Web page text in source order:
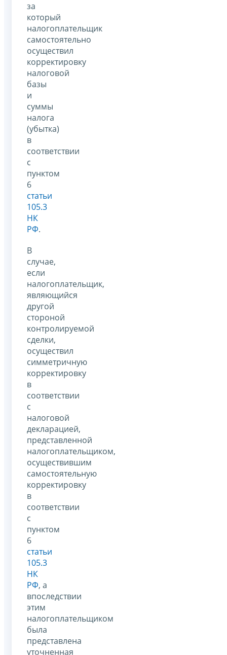
за
который
налогоплательщик
самостоятельно
осуществил
корректировку
налоговой
базы
и
суммы
налога
(убытка)
в
соответствии
с
пунктом
6
статьи
105.3
НК
РФ.
В
случае,
если
налогоплательщик,
являющийся
другой
стороной
контролируемой
сделки,
осуществил
симметричную
корректировку
в
соответствии
с
налоговой
декларацией,
представленной
налогоплательщиком,
осуществившим
самостоятельную
корректировку
в
соответствии
с
пунктом
6
статьи
105.3
НК
РФ, а
впоследствии
этим
налогоплательщиком
была
представлена
уточненная